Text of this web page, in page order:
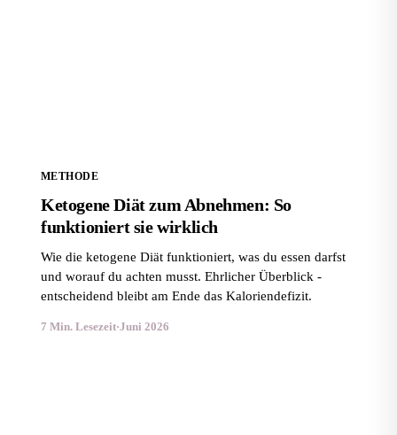
METHODE
Ketogene Diät zum Abnehmen: So
funktioniert sie wirklich
Wie die ketogene Diät funktioniert, was du essen darfst
und worauf du achten musst. Ehrlicher Überblick -
entscheidend bleibt am Ende das Kaloriendefizit.
7 Min. Lesezeit·Juni 2026